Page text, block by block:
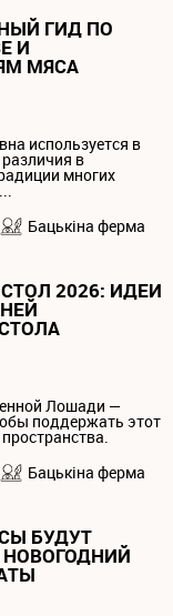
ГИД ПО
И
МЯСА
используется в
в
многих
Бацькiна ферма
2026: ИДЕИ
Лошади —
поддержать этот
Бацькiна ферма
БУДУТ